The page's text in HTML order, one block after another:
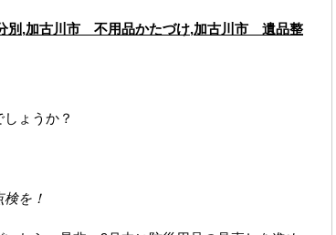
別 ,加古川市 不用品かたづけ,加古川市 遺品整
ょうか？
を！